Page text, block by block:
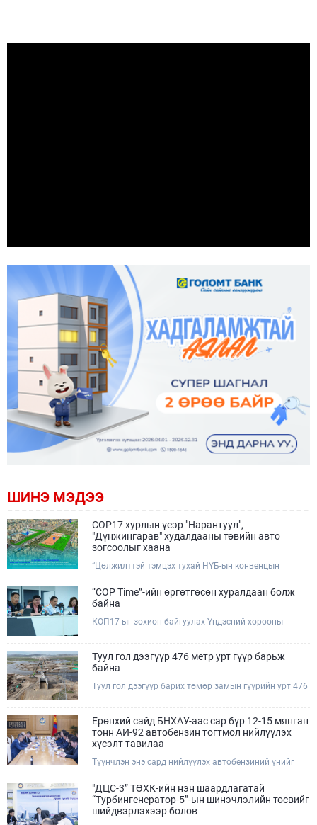
ШИНЭ МЭДЭЭ
COP17 хурлын үеэр "Нарантуул",
"Дүнжингарав" худалдааны төвийн авто
зогсоолыг хаана
“Цөлжилттэй тэмцэх тухай НҮБ-ын конвенцын
сарын 17-28-ны өдрүүдэд Улаанбаатар хотод зохион
байгуулагдана.Хурлын үеэр Нарантуул, Дүнжингарав
тухайн чиглэлд нийтийн тээврийн хүртээмжийг
“COP Time”-ийн өргөтгөсөн хуралдаан болж
байна
КОП17-ыг зохион байгуулах Үндэсний хорооны
дотоод хуралдааныг тогтмол зохион байгуулж ирсэн
билээ.Өнөөдөр “COP Time”-ийн сүүлийн хуралдааныг
бөгөөд үүнд Үндэсний хорооны дэргэдэх дэд
Туул гол дээгүүр 476 метр урт гүүр барьж
байна
Туул гол дээгүүр барих төмөр замын гүүрийн урт 476
хөдөлгөөнийг найдвартай, тасралтгүй нэвтрүүлэх
чухал байгууламж бөгөөд уг ажлыг "Очирням" ХХК,
"Тэргүүн саруул зам" ХХК, "Хотгорзам" ХХК зэрэг
Ерөнхий сайд БНХАУ-аас сар бүр 12-15 мянган
тонн АИ-92 автобензин тогтмол нийлүүлэх
хүсэлт тавилаа
Түүнчлэн энэ сард нийлүүлэх автобензиний үнийг
бууруулах боломжийг судлахыг хүслээ. Тэрбээр
Монгол Улсад үүсээд буй шатахууны нөхцөл байдлыг
шийдвэрлэхэд Иж бүрэн стратегийн түншлэл бүхий
БНХАУ-ын тал дэмжлэг үзүүлэх талаар БНХАУ-ын
"ДЦС-3” ТӨХК-ийн нэн шаардлагатай
“Турбингенератор-5”-ын шинэчлэлийн төсвийг
шийдвэрлэхээр болов